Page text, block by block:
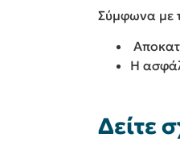
Σύμφωνα με
Η
Δείτε